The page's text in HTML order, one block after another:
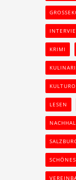
KRIMI
LESEN
SCHÖNES